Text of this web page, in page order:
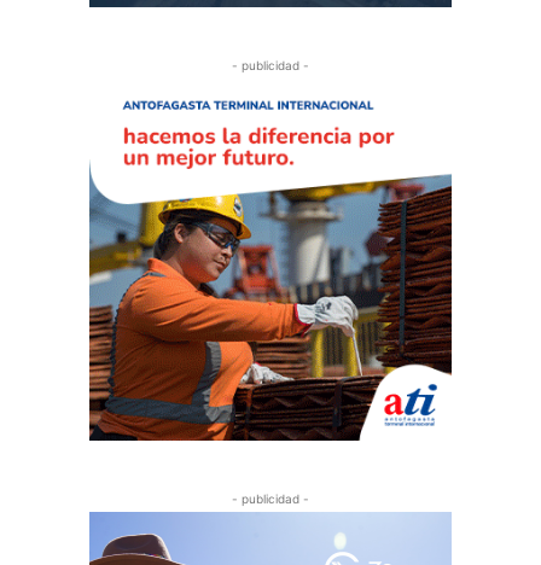
- publicidad -
- publicidad -